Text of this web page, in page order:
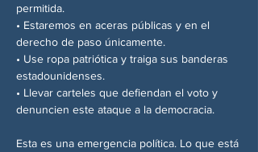
permitida.
• Estaremos en aceras públicas y en el
derecho de paso únicamente.
• Use ropa patriótica y traiga sus banderas
estadounidenses.
• Llevar carteles que defiendan el voto y
denuncien este ataque a la democracia.
Esta es una emergencia política. Lo que está